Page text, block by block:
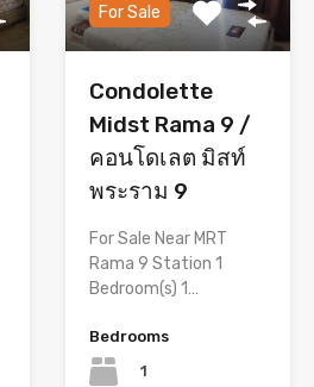
For Sale
Condolette
Midst Rama 9 /
คอนโดเลต มิสท์
พระราม 9
For Sale Near MRT
Rama 9 Station 1
Bedroom(s) 1…
Bedrooms
1